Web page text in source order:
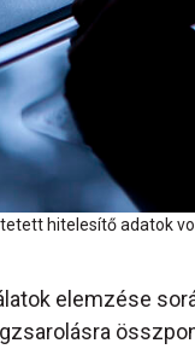
hitelesítő adatok
elemzése